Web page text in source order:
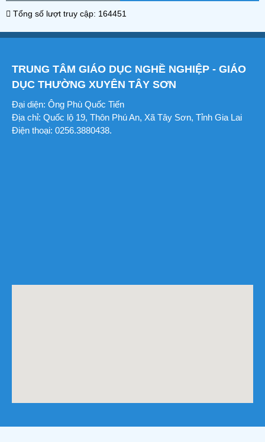
Tổng số lượt truy cập: 164451
TRUNG TÂM GIÁO DỤC NGHỀ NGHIỆP - GIÁO
DỤC THƯỜNG XUYÊN TÂY SƠN
Đại diện: Ông Phù Quốc Tiến
Địa chỉ: Quốc lộ 19, Thôn Phú An, Xã Tây Sơn, Tỉnh Gia Lai
Điện thoại: 0256.3880438.